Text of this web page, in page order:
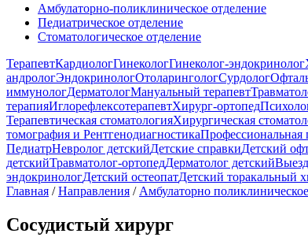
Амбулаторно-поликлиническое отделение
Педиатрическое отделение
Стоматологическое отделение
ТерапевтКардиологГинекологГинеколог-эндокринолог
андрологЭндокринологОтоларингологСурдолог
иммунологДерматологМануальный терапевт
терапияИглорефлексотерапевтХирург-ортопед
Терапевтическая стоматологияХирургическая
томография и РентгенодиагностикаПрофессиональная
ПедиатрНевролог детскийДетские справкиДетский
детскийТравматолог-ортопедДерматолог детский
эндокринологДетский остеопатДетский торакальный
Главная /Направления / Амбулаторно
Сосудистый хирург